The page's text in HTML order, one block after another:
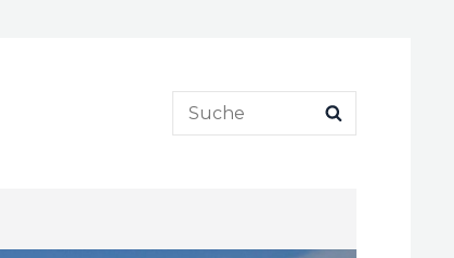
Search
for: